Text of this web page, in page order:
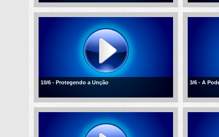
10/6 - Protegendo a Unção 3/6 - A